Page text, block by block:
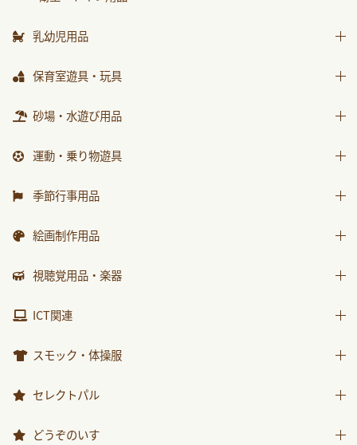
ｻﾝﾁｬｲﾙﾄﾞ ﾋﾞｯｸﾞｻｲｴﾝｽ
ﾁｬｲﾙﾄﾞ科学絵本館なぜなぜ
かんがえる
みんなともだち
2025年度月刊絵本
2026年度月刊絵本
乳幼児用品
乳幼児備品
保育室遊具・玩具
ままごと
知育玩具
砂場・水遊び用品
砂場用品
運動・乗り物遊具
運動遊具
季節行事用品
運動会用品
包装紙・紙袋
絵画制作用品
画材
視聴覚用品・楽器
視聴覚用品
ICT関連
ICT関連
スモック・体操服
スモック
セレクトパル
先生用ウェア
どうぞのいす